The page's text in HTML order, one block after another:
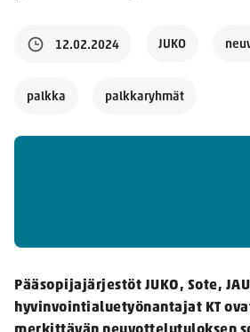
12.02.2024 JUKO
palkka palkkaryhmät
Pääsopijajärjestöt JUKO, Sote,
hyvinvointialuetyönantajat KT